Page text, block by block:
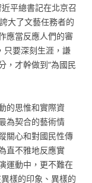
平總書記在北京召
大了文藝任務者的
應當反應人們的審
只要深刻生涯，謙
，才幹做到“為國民
的思惟和實際資
為契合的藝術情
關心和對國民性傳
直不雅地反應實
運動中，更不難在
樣的印象、異樣的